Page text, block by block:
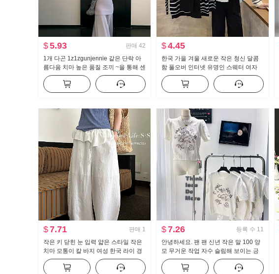
$5.93 판매 42
1개 다곤 1z1zgunjennie 같은 단락 아
름다움 치마 높은 품질 조끼 ~을 통해 센
스 망사 드레스 스택 착용 2 세트
$4.45
한국 가을 겨울 새로운 작은 청신 달콤
함 풀오버 인터넷 유명인 스웨터 여자
느긋한 바람 숄 다용도 니트 스웨터 스
웨터
$7.71 판매 1
작은 키 닫힌 눈 입력 얇은 스타일 작은
치마 모통이 칼 바지 여성 한국 라이 경
기 서울 루즈핏 펌프 로프 캐주얼 바지
$7.26 등록 수 11
안녕하세요. 팬 팬 신년 작은 말 100 양
모 무거운 작업 자수 슬림해 보이는 긍
정적 인 어깨 니트 반팔 맨위 여성